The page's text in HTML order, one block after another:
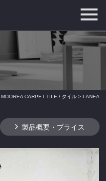
MOOREA CARPET TILE / タイル> LANEA
製品概要・プライス